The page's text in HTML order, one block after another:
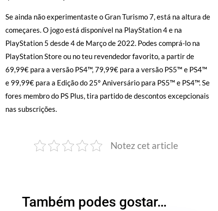
Se ainda não experimentaste o Gran Turismo 7, está na altura de
começares. O jogo está disponível na PlayStation 4 e na
PlayStation 5 desde 4 de Março de 2022. Podes comprá-lo na
PlayStation Store ou no teu revendedor favorito, a partir de
69,99€ para a versão PS4™, 79,99€ para a versão PS5™ e PS4™
e 99,99€ para a Edição do 25º Aniversário para PS5™ e PS4™. Se
fores membro do PS Plus, tira partido de descontos excepcionais
nas subscrições.
Notez cet article
Também podes gostar…